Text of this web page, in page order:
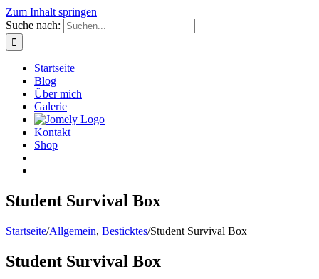
Zum Inhalt springen
Suche nach:
Startseite
Blog
Über mich
Galerie
Kontakt
Shop
Student Survival Box
Startseite/Allgemein, Besticktes/Student Survival Box
Student Survival Box